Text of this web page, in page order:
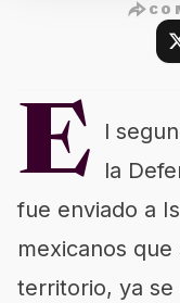
E
l
la
fue enviado a
mexicanos
territorio, ya